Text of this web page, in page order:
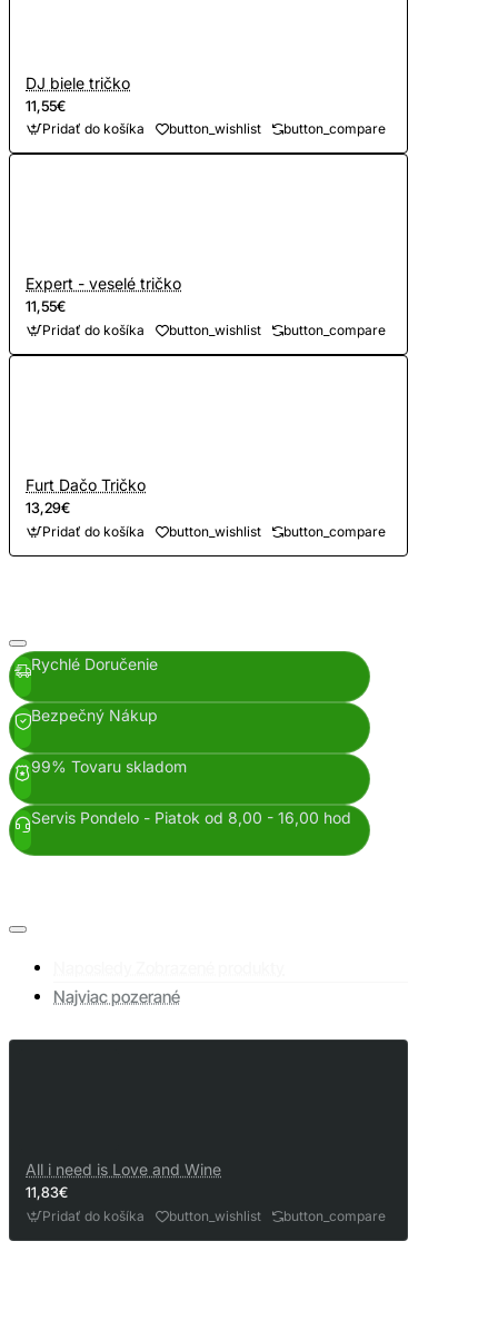
DJ biele tričko
11,55€
Pridať do košíka button_wishlist button_compare
Expert - veselé tričko
11,55€
Pridať do košíka button_wishlist button_compare
Furt Dačo Tričko
13,29€
Pridať do košíka button_wishlist button_compare
Rychlé Doručenie
Bezpečný Nákup
99% Tovaru skladom
Servis Pondelo - Piatok od 8,00 - 16,00 hod
Najviac pozerané
All i need is Love and Wine
11,83€
Pridať do košíka button_wishlist button_compare